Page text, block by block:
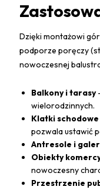
Dzięki montażowi
podporze poręczy
nowoczesnej
Balkony i tarasy
wielorodzinnych.
Klatki schodowe
pozwala ustawić
Antresole i
Obiekty
nowoczesny
Przestrzenie